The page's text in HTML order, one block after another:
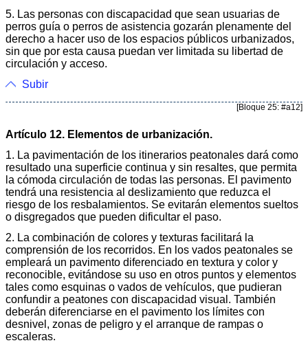
5. Las personas con discapacidad que sean usuarias de
perros guía o perros de asistencia gozarán plenamente del
derecho a hacer uso de los espacios públicos urbanizados,
sin que por esta causa puedan ver limitada su libertad de
circulación y acceso.
Subir
[Bloque 25: #a12]
Artículo 12. Elementos de urbanización.
1. La pavimentación de los itinerarios peatonales dará como
resultado una superficie continua y sin resaltes, que permita
la cómoda circulación de todas las personas. El pavimento
tendrá una resistencia al deslizamiento que reduzca el
riesgo de los resbalamientos. Se evitarán elementos sueltos
o disgregados que pueden dificultar el paso.
2. La combinación de colores y texturas facilitará la
comprensión de los recorridos. En los vados peatonales se
empleará un pavimento diferenciado en textura y color y
reconocible, evitándose su uso en otros puntos y elementos
tales como esquinas o vados de vehículos, que pudieran
confundir a peatones con discapacidad visual. También
deberán diferenciarse en el pavimento los límites con
desnivel, zonas de peligro y el arranque de rampas o
escaleras.